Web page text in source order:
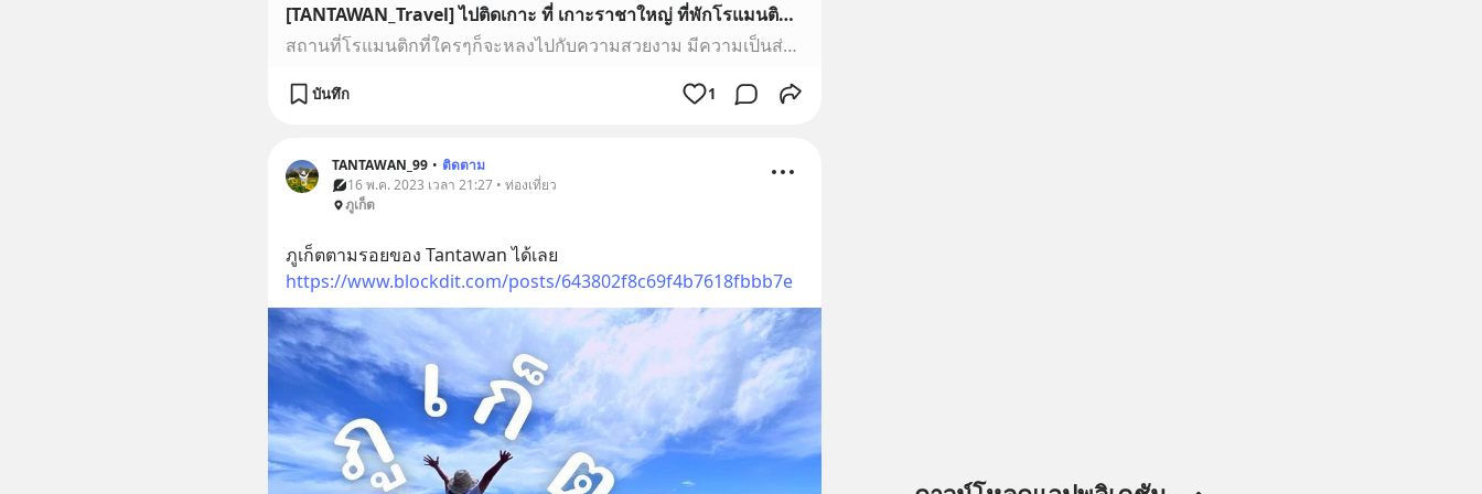
[TANTAWAN_Travel] ไปติดเกาะ ที่ เกาะราชาใหญ่ ที่พักโรแมนติก เกรด A+++ ถ่ายรูปสวยทุกมุม สถานที่โรแมนติกที่ใครๆก็จะหลงไปกับความสวยงาม มีความเป็นส่วนตัว ความสะดวกสบายไม่ว่าจะที่พัก กิจกรรมสนุกสนาน และอาหารการกินดั่งราชา ข
สถานที่โรแมนติกที่ใครๆก็จะหลงไปกับความสวยงาม มีความเป็นส่วนตัว ความสะดวกสบายไม่ว่าจะที่พัก กิจกรรมสนุกสนาน และอาหารการกินดั่งราชา ขอแนะนำ The Racha ที่เกาะราชาใหญ่ จังหวัดภูเก็ต
บันทึก 1
TANTAWAN_99 • ติดตาม
16 พ.ค. 2023 เวลา 21:27 • ท่องเที่ยว
ภูเก็ต
ภูเก็ตตามรอยของ Tantawan ได้เลย
https://www.blockdit.com/posts/643802f8c69f4b7618fbbb7e